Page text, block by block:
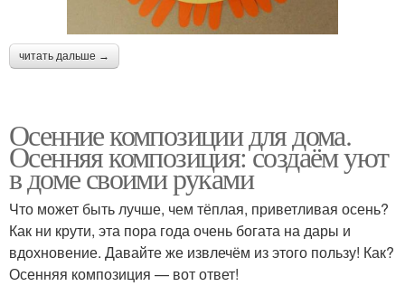
читать дальше →
Осенние композиции для дома.
Осенняя композиция: создаём уют
в доме своими руками
Что может быть лучше, чем тёплая, приветливая осень?
Как ни крути, эта пора года очень богата на дары и
вдохновение. Давайте же извлечём из этого пользу! Как?
Осенняя композиция — вот ответ!